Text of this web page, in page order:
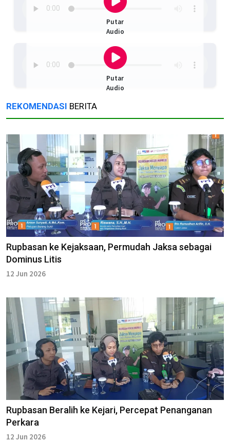
Putar
Audio
Putar
Audio
REKOMENDASI BERITA
Rupbasan ke Kejaksaan, Permudah Jaksa sebagai
Dominus Litis
12 Jun 2026
Rupbasan Beralih ke Kejari, Percepat Penanganan
Perkara
12 Jun 2026